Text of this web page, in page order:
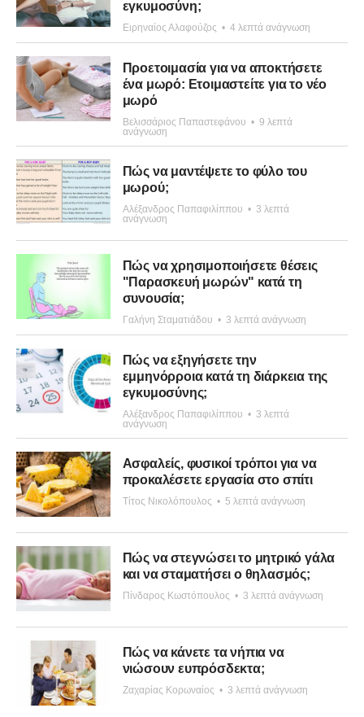
εγκυμοσύνη;
Ειρηναίος Αλαφούζος • 4 λεπτά ανάγνωση
Προετοιμασία για να αποκτήσετε
ένα μωρό: Ετοιμαστείτε για το νέο
μωρό
Βελισσάριος Παπαστεφάνου • 9 λεπτά
ανάγνωση
Πώς να μαντέψετε το φύλο του
μωρού;
Αλέξανδρος Παπαφιλίππου • 3 λεπτά
ανάγνωση
Πώς να χρησιμοποιήσετε θέσεις
"Παρασκευή μωρών" κατά τη
συνουσία;
Γαλήνη Σταματιάδου • 3 λεπτά ανάγνωση
Πώς να εξηγήσετε την
εμμηνόρροια κατά τη διάρκεια της
εγκυμοσύνης;
Αλέξανδρος Παπαφιλίππου • 3 λεπτά
ανάγνωση
Ασφαλείς, φυσικοί τρόποι για να
προκαλέσετε εργασία στο σπίτι
Τίτος Νικολόπουλος • 5 λεπτά ανάγνωση
Πώς να στεγνώσει το μητρικό γάλα
και να σταματήσει ο θηλασμός;
Πίνδαρος Κωστόπουλος • 3 λεπτά ανάγνωση
Πώς να κάνετε τα νήπια να
νιώσουν ευπρόσδεκτα;
Ζαχαρίας Κορωναίος • 3 λεπτά ανάγνωση